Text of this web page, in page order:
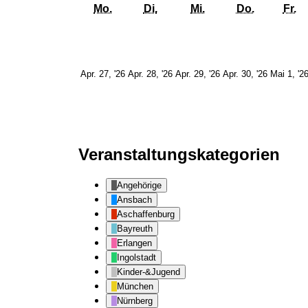
Mo. MontagDi. Dienstag
Mi. Mittwoch
Do. Fr.
Apr. 27, '2627.
Apr. 28, '2628.
Apr. 29, '2629.
Apr. 30, '2630.
Mai 1, '26
Veranstaltungskategorien
Angehörige
Ansbach
Aschaffenburg
Bayreuth
Erlangen
Ingolstadt
Kinder-&Jugend
München
Nürnberg